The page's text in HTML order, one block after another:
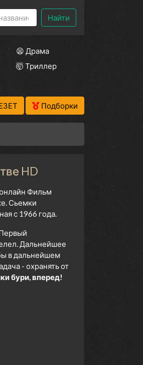
Найти
😫 Драма
🤯 Триллер
Подборки
HD
Фильм
Сьемки
с 1966 года.
Дальнейшее
в дальнейшем
- охранять от
бури, вперед!